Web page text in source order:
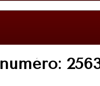
numéro: